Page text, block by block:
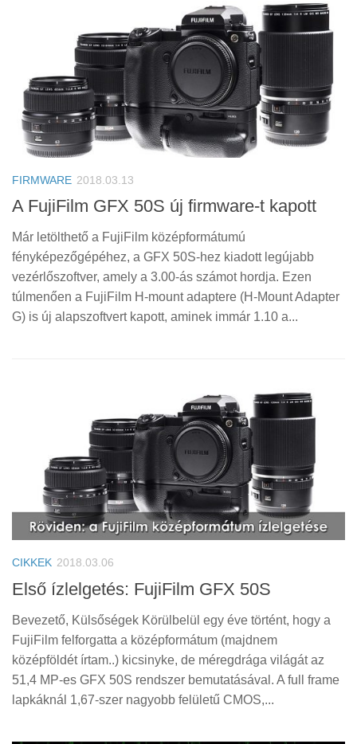
FIRMWARE 2018.03.13
A FujiFilm GFX 50S új firmware-t kapott
Már letölthető a FujiFilm középformátumú
fényképezőgépéhez, a GFX 50S-hez kiadott legújabb
vezérlőszoftver, amely a 3.00-ás számot hordja. Ezen
túlmenően a FujiFilm H-mount adaptere (H-Mount Adapter
G) is új alapszoftvert kapott, aminek immár 1.10 a...
CIKKEK 2018.03.06
Első ízlelgetés: FujiFilm GFX 50S
Bevezető, Külsőségek Körülbelül egy éve történt, hogy a
FujiFilm felforgatta a középformátum (majdnem
középföldét írtam..) kicsinyke, de méregdrága világát az
51,4 MP-es GFX 50S rendszer bemutatásával. A full frame
lapkáknál 1,67-szer nagyobb felületű CMOS,...